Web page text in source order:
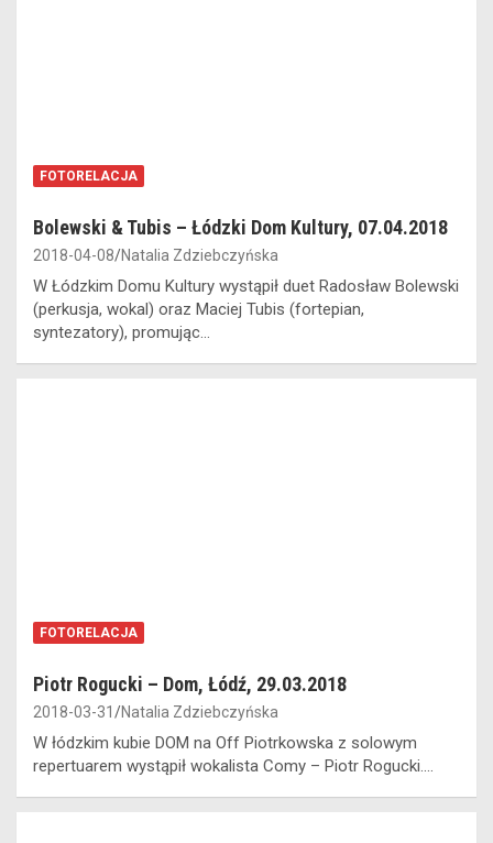
FOTORELACJA
Bolewski & Tubis – Łódzki Dom Kultury, 07.04.2018
2018-04-08 Natalia Zdziebczyńska
W Łódzkim Domu Kultury wystąpił duet Radosław Bolewski
(perkusja, wokal) oraz Maciej Tubis (fortepian,
syntezatory), promując…
FOTORELACJA
Piotr Rogucki – Dom, Łódź, 29.03.2018
2018-03-31 Natalia Zdziebczyńska
W łódzkim kubie DOM na Off Piotrkowska z solowym
repertuarem wystąpił wokalista Comy – Piotr Rogucki.…